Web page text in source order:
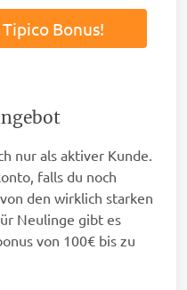
Bonus!
nur als aktiver Kunde.
falls du noch
den wirklich starken
Neulinge gibt es
von 100€ bis zu